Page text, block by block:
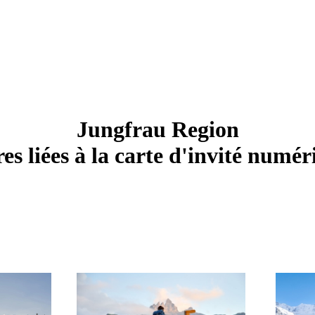
Jungfrau Region
liées à la carte d'invité